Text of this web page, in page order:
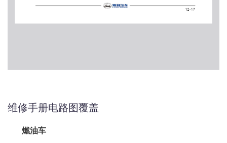
维修手册电路图覆盖
燃油车